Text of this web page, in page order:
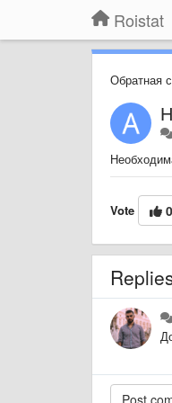
Roistat
Обратная
Vote 0